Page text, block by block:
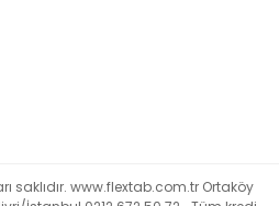
saklıdır. www.flextab.com.tr Ortaköy